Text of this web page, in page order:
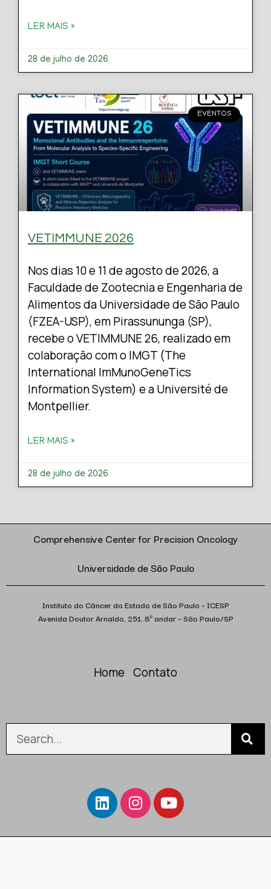
LER MAIS »
28 de julho de 2026
EVENTOS
VETIMMUNE 2026
Nos dias 10 e 11 de agosto de 2026, a
Faculdade de Zootecnia e Engenharia de
Alimentos da Universidade de São Paulo
(FZEA-USP), em Pirassununga (SP),
recebe o VETIMMUNE 26, realizado em
colaboração com o IMGT (The
International ImMunoGeneTics
Information System) e a Université de
Montpellier.
LER MAIS »
28 de julho de 2026
Comprehensive Center for Precision Oncology
Universidade de São Paulo
Instituto do Câncer do Estado de São Paulo – ICESP
Avenida Doutor Arnaldo, 251, 8º andar – São Paulo/SP
Home Contato